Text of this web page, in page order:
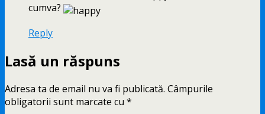
cumva?
Reply
Lasă un răspuns
Adresa ta de email nu va fi publicată. Câmpurile
obligatorii sunt marcate cu *